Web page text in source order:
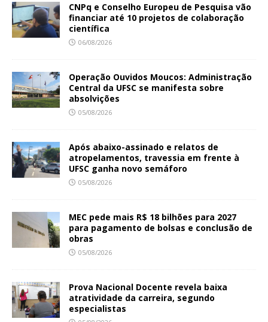
CNPq e Conselho Europeu de Pesquisa vão
financiar até 10 projetos de colaboração
científica
06/08/2026
Operação Ouvidos Moucos: Administração
Central da UFSC se manifesta sobre
absolvições
05/08/2026
Após abaixo-assinado e relatos de
atropelamentos, travessia em frente à
UFSC ganha novo semáforo
05/08/2026
MEC pede mais R$ 18 bilhões para 2027
para pagamento de bolsas e conclusão de
obras
05/08/2026
Prova Nacional Docente revela baixa
atratividade da carreira, segundo
especialistas